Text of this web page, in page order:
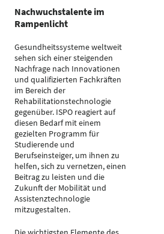
Nachwuchstalente im
Rampenlicht
Gesundheitssysteme weltweit
sehen sich einer steigenden
Nachfrage nach Innovationen
und qualifizierten Fachkräften
im Bereich der
Rehabilitationstechnologie
gegenüber. ISPO reagiert auf
diesen Bedarf mit einem
gezielten Programm für
Studierende und
Berufseinsteiger, um ihnen zu
helfen, sich zu vernetzen, einen
Beitrag zu leisten und die
Zukunft der Mobilität und
Assistenztechnologie
mitzugestalten.